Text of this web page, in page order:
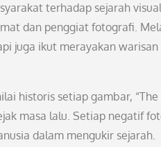
terhadap sejarah
dan penggiat fotografi.
juga ikut merayakan
historis setiap gambar,
masa lalu. Setiap negatif
dalam mengukir sejarah.